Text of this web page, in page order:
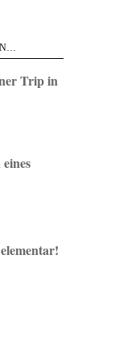
Trip in